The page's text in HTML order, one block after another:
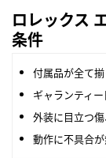
ロレックス
条件
付属品が全て
ギャランティ
外装に目立つ
動作に不具合